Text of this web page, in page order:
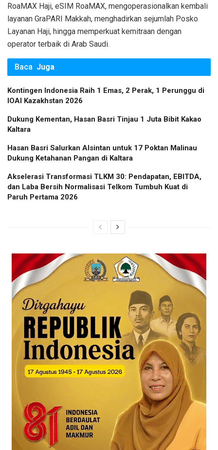
RoaMAX Haji, eSIM RoaMAX, mengoperasionalkan kembali
layanan GraPARI Makkah, menghadirkan sejumlah Posko
Layanan Haji, hingga memperkuat kemitraan dengan
operator terbaik di Arab Saudi.
Baca Juga
Kontingen Indonesia Raih 1 Emas, 2 Perak, 1 Perunggu di
IOAI Kazakhstan 2026
Dukung Kementan, Hasan Basri Tinjau 1 Juta Bibit Kakao
Kaltara
Hasan Basri Salurkan Alsintan untuk 17 Poktan Malinau
Dukung Ketahanan Pangan di Kaltara
Akselerasi Transformasi TLKM 30: Pendapatan, EBITDA,
dan Laba Bersih Normalisasi Telkom Tumbuh Kuat di
Paruh Pertama 2026